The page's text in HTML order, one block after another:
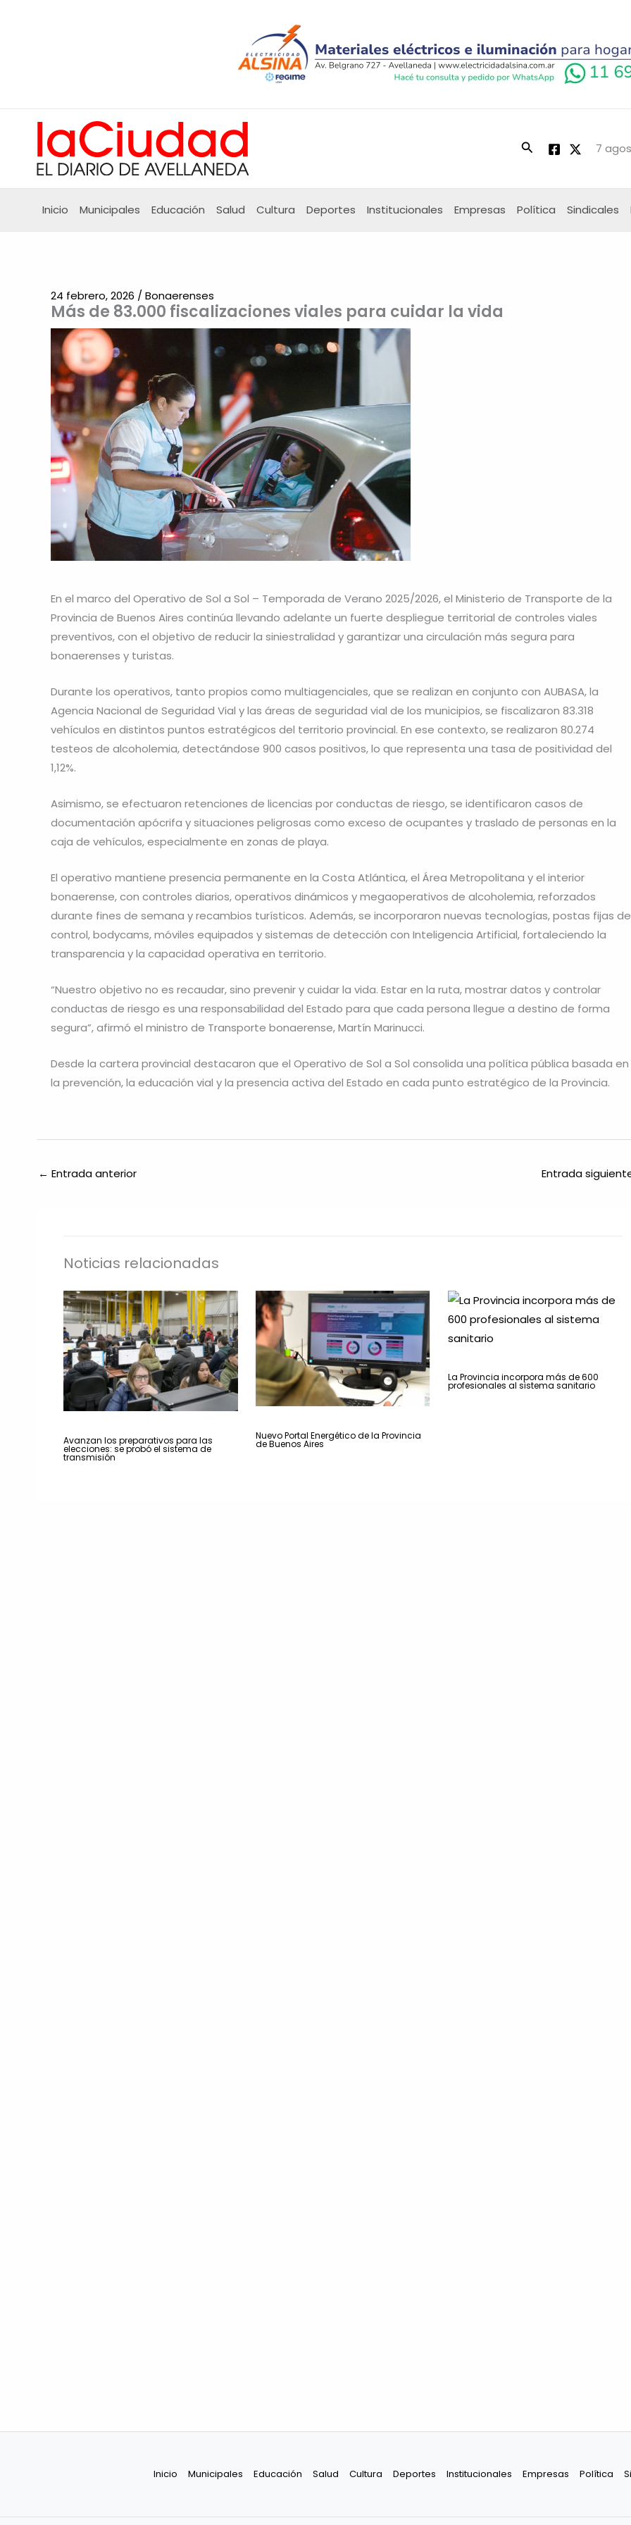
Buscar 7
Inicio Municipales Educación Salud Cultura Deportes Institucionales Empresas Política Sindicales
Más de 83.000 fiscalizaciones viales para cuidar la vida
24 febrero, 2026 / Bonaerenses
En el marco del Operativo de Sol a Sol – Temporada de Verano 2025/2026, el Ministerio de Transporte de la
Provincia de Buenos Aires continúa llevando adelante un fuerte despliegue territorial de controles viales
preventivos, con el objetivo de reducir la siniestralidad y garantizar una circulación más segura para
bonaerenses y turistas.
Durante los operativos, tanto propios como multiagenciales, que se realizan en conjunto con AUBASA, la
Agencia Nacional de Seguridad Vial y las áreas de seguridad vial de los municipios, se fiscalizaron 83.318
vehículos en distintos puntos estratégicos del territorio provincial. En ese contexto, se realizaron 80.274
testeos de alcoholemia, detectándose 900 casos positivos, lo que representa una tasa de positividad del
1,12%.
Asimismo, se efectuaron retenciones de licencias por conductas de riesgo, se identificaron casos de
documentación apócrifa y situaciones peligrosas como exceso de ocupantes y traslado de personas en la
caja de vehículos, especialmente en zonas de playa.
El operativo mantiene presencia permanente en la Costa Atlántica, el Área Metropolitana y el interior
bonaerense, con controles diarios, operativos dinámicos y megaoperativos de alcoholemia, reforzados
durante fines de semana y recambios turísticos. Además, se incorporaron nuevas tecnologías, postas fijas de
control, bodycams, móviles equipados y sistemas de detección con Inteligencia Artificial, fortaleciendo la
transparencia y la capacidad operativa en territorio.
“Nuestro objetivo no es recaudar, sino prevenir y cuidar la vida. Estar en la ruta, mostrar datos y controlar
conductas de riesgo es una responsabilidad del Estado para que cada persona llegue a destino de forma
segura”, afirmó el ministro de Transporte bonaerense, Martín Marinucci.
Desde la cartera provincial destacaron que el Operativo de Sol a Sol consolida una política pública basada en
la prevención, la educación vial y la presencia activa del Estado en cada punto estratégico de la Provincia.
← Entrada anterior Entrada
Noticias relacionadas
Avanzan los preparativos para las
elecciones: se probó el sistema de
transmisión
Nuevo Portal Energético de la Provincia
de Buenos Aires
La Provincia incorpora más de 600
profesionales al sistema sanitario
Inicio Municipales Educación Salud Cultura Deportes Institucionales Empresas Política